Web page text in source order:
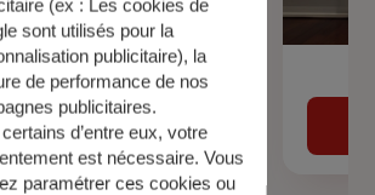
de prêt immobilier
Découvrir
(ex : Les cookies de
sont utilisés pour la
publicitaire), la
de performance de nos
publicitaires.
d’entre eux, votre
est nécessaire. Vous
paramétrer ces cookies ou